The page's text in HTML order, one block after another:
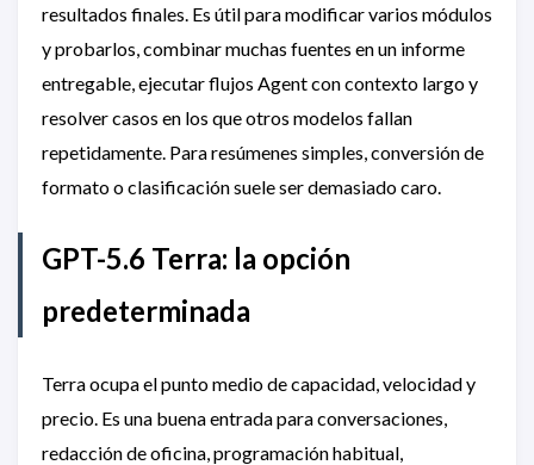
resultados finales. Es útil para modificar varios módulos
y probarlos, combinar muchas fuentes en un informe
entregable, ejecutar flujos Agent con contexto largo y
resolver casos en los que otros modelos fallan
repetidamente. Para resúmenes simples, conversión de
formato o clasificación suele ser demasiado caro.
GPT-5.6 Terra: la opción
predeterminada
Terra ocupa el punto medio de capacidad, velocidad y
precio. Es una buena entrada para conversaciones,
redacción de oficina, programación habitual,